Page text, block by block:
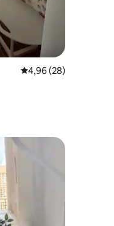
4,96 de uma
4,96 (28)